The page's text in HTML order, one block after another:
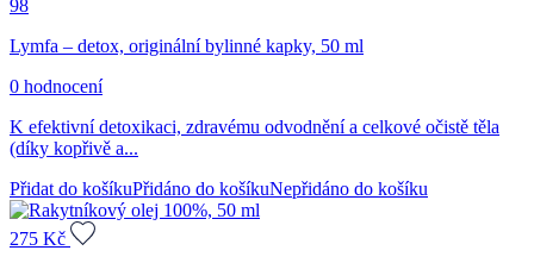
98
Lymfa – detox, originální bylinné kapky, 50 ml
0 hodnocení
K efektivní detoxikaci, zdravému odvodnění a celkové očistě těla
(díky kopřivě a...
Přidat do košíkuPřidáno do košíkuNepřidáno do košíku
275 Kč